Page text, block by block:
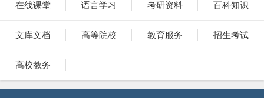
在线课堂 语言学习 考研资料 百科知识
文库文档 高等院校 教育服务 招生考试
高校教务